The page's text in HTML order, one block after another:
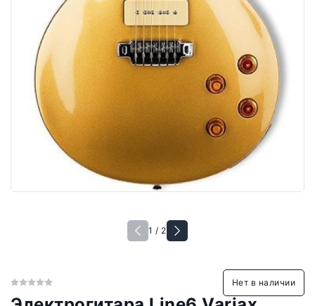
1 / 2
Нет в наличии